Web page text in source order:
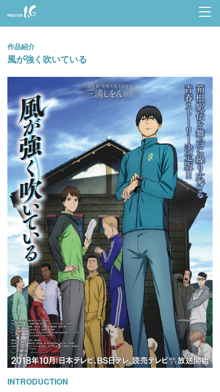
Prod
uctio
n I.G
作品紹介
風が強く吹いている
INTRODUCTION